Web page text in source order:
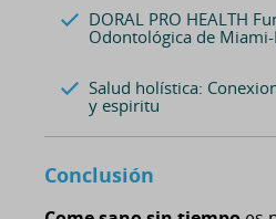
DORAL PRO HEALTH
Odontológica de Miami-
Salud holística:
y espiritu
Conclusión